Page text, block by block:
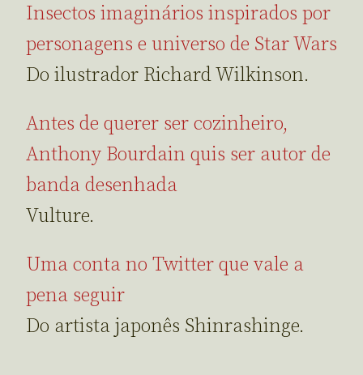
Insectos imaginários inspirados por
personagens e universo de Star Wars
Do ilustrador Richard Wilkinson.
Antes de querer ser cozinheiro,
Anthony Bourdain quis ser autor de
banda desenhada
Vulture.
Uma conta no Twitter que vale a
pena seguir
Do artista japonês Shinrashinge.